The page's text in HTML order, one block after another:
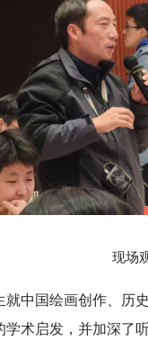
现场
就中国绘画创作、历
学术启发，并加深了